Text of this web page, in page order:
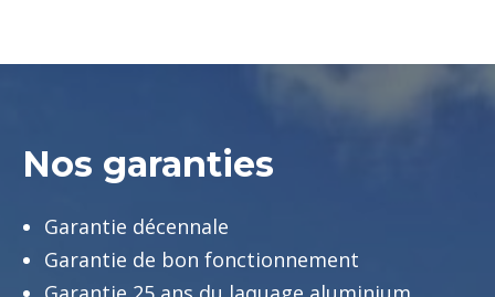
Nos garanties
Garantie décennale
Garantie de bon fonctionnement